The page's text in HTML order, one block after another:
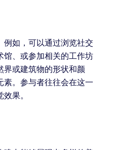
例如，可以通过浏览社交
馆、或参加相关的工作坊
界或建筑物的形状和颜
素。参与者往往会在这一
果。